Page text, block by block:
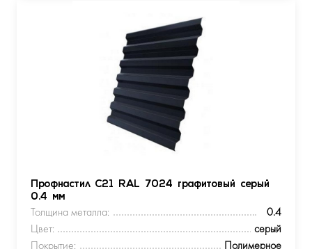
Профнастил С21 RAL 7024 графитовый серый
0.4 мм
Толщина металла:
0.4
Цвет:
серый
Покрытие:
Полимерное